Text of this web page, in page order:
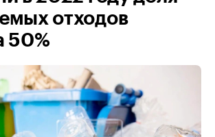
отходов
50%